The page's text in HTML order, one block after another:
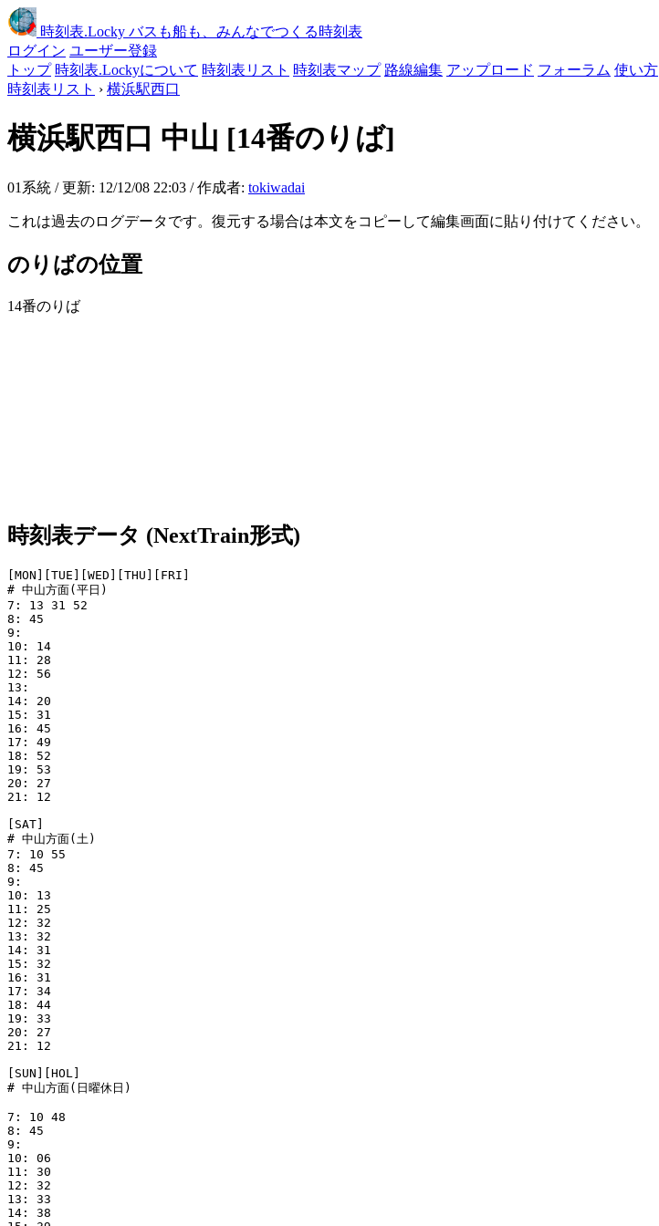
時刻表.Locky バスも船も、みんなでつくる時刻表
ログイン ユーザー登録
トップ 時刻表.Lockyについて 時刻表リスト 時刻表マップ 路線編集 アップロード フォーラム 使い方
時刻表リスト › 横浜駅西口
横浜駅西口 中山 [14番のりば]
01系統 / 更新: 12/12/08 22:03 / 作成者: tokiwadai
これは過去のログデータです。復元する場合は本文をコピーして編集画面に貼り付けてください。
のりばの位置
14番のりば
時刻表データ (NextTrain形式)
[MON][TUE][WED][THU][FRI]
# 中山方面(平日)
7: 13 31 52
8: 45
9:
10: 14
11: 28
12: 56
13:
14: 20
15: 31
16: 45
17: 49
18: 52
19: 53
20: 27
21: 12
[SAT]
# 中山方面(土)
7: 10 55
8: 45
9:
10: 13
11: 25
12: 32
13: 32
14: 31
15: 32
16: 31
17: 34
18: 44
19: 33
20: 27
21: 12
[SUN][HOL]
# 中山方面(日曜休日)
7: 10 48
8: 45
9:
10: 06
11: 30
12: 32
13: 33
14: 38